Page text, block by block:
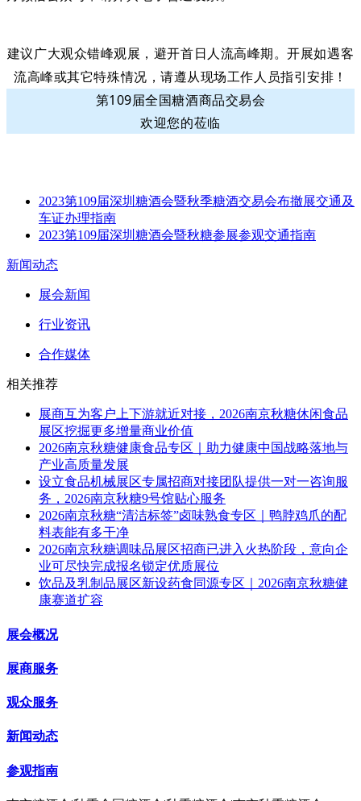
建议广大观众错峰观展，避开首日人流高峰期。开展如遇客
流高峰或其它特殊情况，请遵从现场工作人员指引安排！
第109届全国糖酒商品交易会
欢迎您的莅临
2023第109届深圳糖酒会暨秋季糖酒交易会布撤展交通及
车证办理指南
2023第109届深圳糖酒会暨秋糖参展参观交通指南
新闻动态
展会新闻
行业资讯
合作媒体
相关推荐
展商互为客户上下游就近对接，2026南京秋糖休闲食品
展区挖掘更多增量商业价值
2026南京秋糖健康食品专区｜助力健康中国战略落地与
产业高质量发展
设立食品机械展区专属招商对接团队提供一对一咨询服
务，2026南京秋糖9号馆贴心服务
2026南京秋糖“清洁标签”卤味熟食专区｜鸭脖鸡爪的配
料表能有多干净
2026南京秋糖调味品展区招商已进入火热阶段，意向企
业可尽快完成报名锁定优质展位
饮品及乳制品展区新设药食同源专区｜2026南京秋糖健
康赛道扩容
展会概况
展商服务
观众服务
新闻动态
参观指南